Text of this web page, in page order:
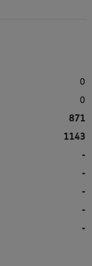
0
0
871
1143
-
-
-
-
-